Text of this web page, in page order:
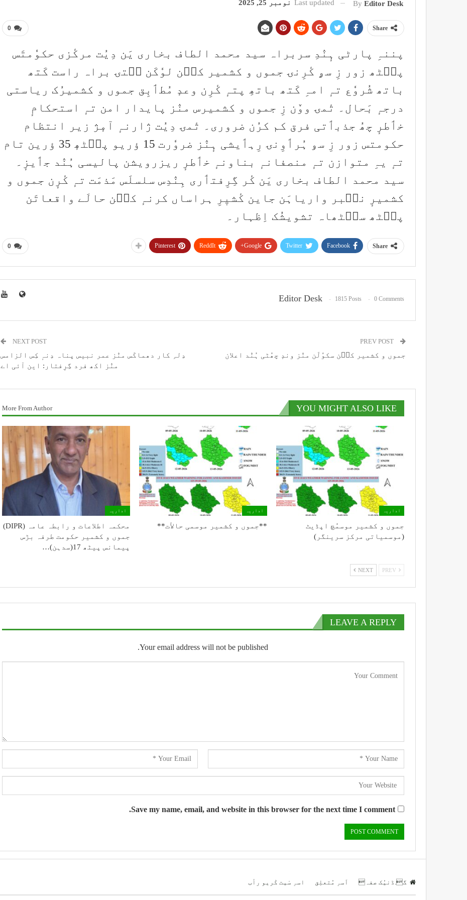
By Editor Desk
Last updated نومبر 25, 2025
0 Share
پننہِ پارٹی ہٕنٛدِ سربراہ سید محمد الطاف بخاری یَن دِیُت مرکٔزی حکوٗمتَس
پٮ۪ٹھ زور زِ سۄ کٔرِنۍ جموں و کشمیر کٮ۪ن لوٗکَن سۭتۍ براہ راست کَتھ
باتھ شُروٗع تہٕ امہِ کَتھ باتھِ پتہٕ کٔرِن وعدٕ مُطٲبِق جموں و کشمیرُک ریاستی
درجہٕ بَحال۔ تٔمۍ ووٚن زِ جموں و کشمیرس منٛز پایدار امن تہٕ استحکامٕ
خٲطرٕ چھُ جذبٲتی فرق کم کرُن ضروری۔ تٔمۍ دِیُت ژارنہٕ آمٕژ زیر انتظام
حکومتس زور زِ سۅ ہُرٲوِنۍ رِہٲیشی ہٕنٛز ضروٗرت 15 ؤریو پٮ۪ٹھٕ 35 ؤرین تام
تہٕ یہِ متوازن تہٕ منصفانہٕ بناونہٕ خٲطرٕ ریزرویشن پالیسی ہُنٛد جٲیزٕ۔
سید محمد الطاف بخاری یَن کٔر گِرِفتٲری ہِنٛدِس سلسلَس مَذمَت تہٕ کٔرٕن جموں و
کشمیرٕ نٮ۪بر واریاہَن جاین کٔشیٖرِ ہراساں کرنہٕ کٮ۪ن حالَے واقعاتَن
پٮ۪ٹھ سٮ۪ٹھاہ تشویشُک اِظہار۔
0 Share
Facebook
Twitter
Google+
ReddIt
Pinterest
Editor Desk 1815 Posts 0 Comments
جموں و کشمیر کٮ۪ن سکوٗلَن منٛز وندٕ چھُٹی ہُنٛد اعلان
NEXT POST
دِلہِ کار دھماکَس منٛز عمر نبیس پناہ دِنہٕ کِس الزامس
منٛز اکھ فرد گِرِفتار: این آئی اے
YOU MIGHT ALSO LIKE
More From Author
اداریہ
جموں و کشمیر موسمُچ اپڈیٹ
(موسمیاتی مرکز سرینگر)
اداریہ
**جموں و كشمیر موسمی حالأت**
اداریہ
محکمہ اطلاعات و رابطہ عامہ (DIPR)
جموں و کشمیر حکومت طرفہ بڑس
پیمانس پیٹھ 17(سدہن)…
NEXT
LEAVE A REPLY
Your email address will not be published.
Save my name, email, and website in this browser for the next time I comment.
گ.ڈنیُک صفہ اَسہِ مُتعلِق اسہِ سْیت کْریو رأب